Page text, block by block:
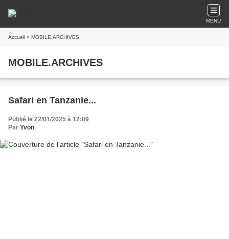
MENU
Accueil » MOBILE.ARCHIVES
MOBILE.ARCHIVES
Safari en Tanzanie...
Publié le 22/01/2025 à 12:09
Par Yvon